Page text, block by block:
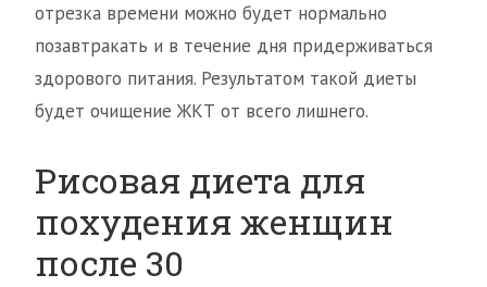
отрезка времени можно будет нормально
позавтракать и в течение дня придерживаться
здорового питания. Результатом такой диеты
будет очищение ЖКТ от всего лишнего.
Рисовая диета для
похудения женщин
после 30